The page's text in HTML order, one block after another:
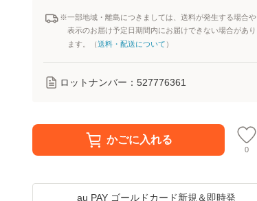
※一部地域・離島につきましては、送料が発生する場合や
表示のお届け予定日期間内にお届けできない場合があり
ます。（送料・配送について ）
ロットナンバー： 527776361
かごに入れる
0
au PAY ゴールドカード新規＆即時発